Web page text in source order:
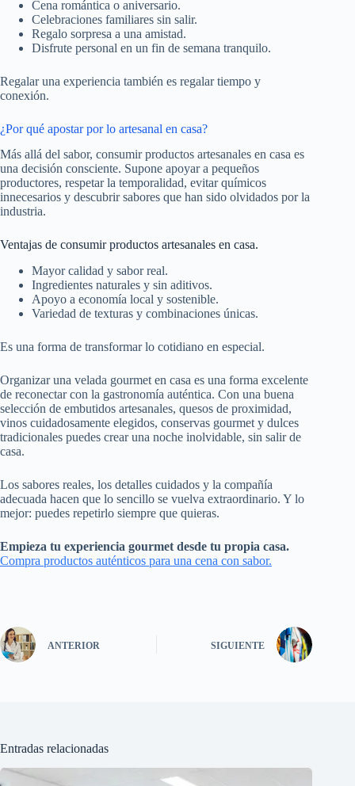
Cena romántica o aniversario.
Celebraciones familiares sin salir.
Regalo sorpresa a una amistad.
Disfrute personal en un fin de semana tranquilo.
Regalar una experiencia también es regalar tiempo y
conexión.
¿Por qué apostar por lo artesanal en casa?
Más allá del sabor, consumir productos artesanales en casa es
una decisión consciente. Supone apoyar a pequeños
productores, respetar la temporalidad, evitar químicos
innecesarios y descubrir sabores que han sido olvidados por la
industria.
Ventajas de consumir productos artesanales en casa.
Mayor calidad y sabor real.
Ingredientes naturales y sin aditivos.
Apoyo a economía local y sostenible.
Variedad de texturas y combinaciones únicas.
Es una forma de transformar lo cotidiano en especial.
Organizar una velada gourmet en casa es una forma excelente
de reconectar con la gastronomía auténtica. Con una buena
selección de embutidos artesanales, quesos de proximidad,
vinos cuidadosamente elegidos, conservas gourmet y dulces
tradicionales puedes crear una noche inolvidable, sin salir de
casa.
Los sabores reales, los detalles cuidados y la compañía
adecuada hacen que lo sencillo se vuelva extraordinario. Y lo
mejor: puedes repetirlo siempre que quieras.
Empieza tu experiencia gourmet desde tu propia casa.
Compra productos auténticos para una cena con sabor.
ANTERIOR SIGUIENTE
Entradas relacionadas